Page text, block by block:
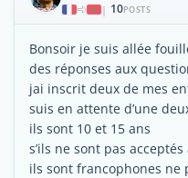
| 10POSTS
Bonsoir je suis allée
des réponses aux
jai inscrit deux de mes
suis en attente d’une
ils sont 10 et 15 ans
s’ils ne sont pas
ils sont francophones ne